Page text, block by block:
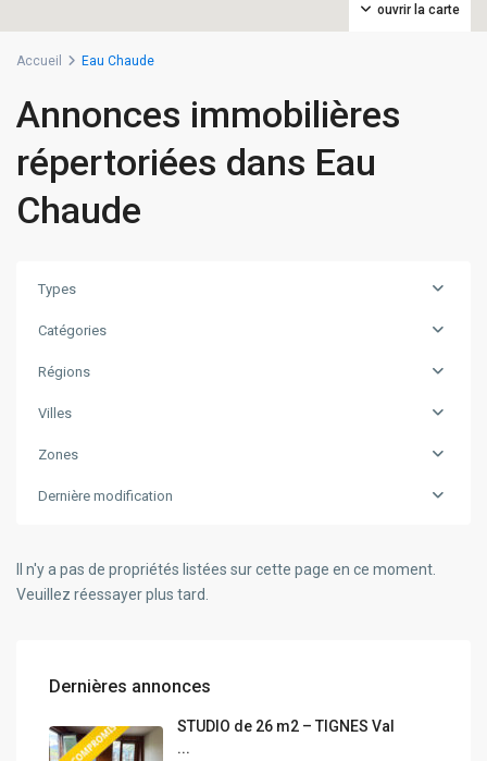
ouvrir la carte
Accueil Eau Chaude
Annonces immobilières
répertoriées dans Eau
Chaude
Types
Catégories
Régions
Villes
Zones
Dernière modification
Il n'y a pas de propriétés listées sur cette page en ce moment.
Veuillez réessayer plus tard.
Dernières annonces
STUDIO de 26 m2 – TIGNES Val
...